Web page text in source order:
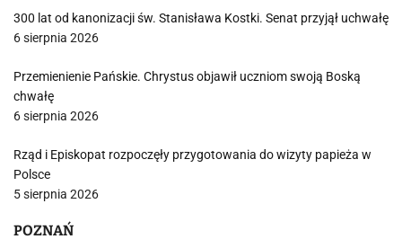
300 lat od kanonizacji św. Stanisława Kostki. Senat przyjął uchwałę
6 sierpnia 2026
Przemienienie Pańskie. Chrystus objawił uczniom swoją Boską
chwałę
6 sierpnia 2026
Rząd i Episkopat rozpoczęły przygotowania do wizyty papieża w
Polsce
5 sierpnia 2026
POZNAŃ